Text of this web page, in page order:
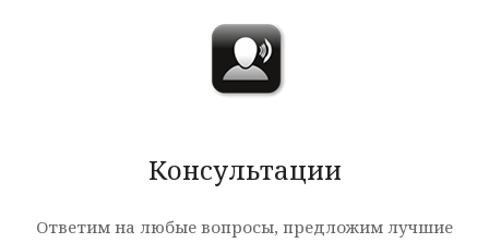
Консультации
Ответим на любые вопросы, предложим лучшие